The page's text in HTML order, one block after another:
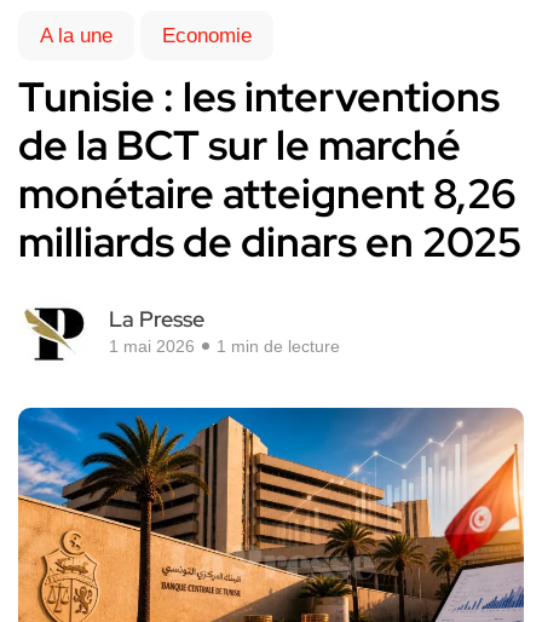
A la une Economie
Tunisie : les interventions
de la BCT sur le marché
monétaire atteignent 8,26
milliards de dinars en 2025
La Presse
1 mai 2026 1 min de lecture